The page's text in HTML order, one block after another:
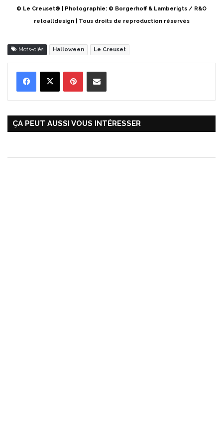
© Le Creuset® | Photographie: © Borgerhoff & Lamberigts / R&O
retoalldesign | Tous droits de reproduction réservés
Mots-clés Halloween Le Creuset
ÇA PEUT AUSSI VOUS INTÉRESSER